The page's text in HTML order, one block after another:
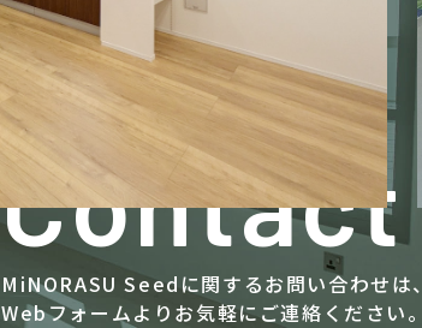
Contact
MiNORASU Seedに関するお問い合わせは、
Webフォームよりお気軽にご連絡ください。